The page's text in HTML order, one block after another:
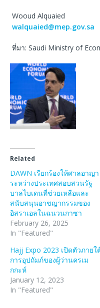
Wooud Alquaied
walquaied@mep.gov.sa
ที่มา: Saudi Ministry of
Related
DAWN เรียกร้องให้ศาลอาญา
ระหว่างประเทศสอบสวนรัฐ
บาลไบเดนที่ช่วยเหลือและ
สนับสนุนอาชญากรรมของ
อิสราเอลในฉนวนกาซา
February 26, 2025
In "Featured"
Hajj Expo 2023 เปิดตัวภายใ
การอุปถัมภ์ของผู้ว่านครเม
กกะห์
January 12, 2023
In "Featured"